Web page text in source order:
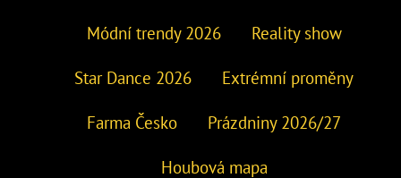
Módní trendy 2026 Reality show
Star Dance 2026 Extrémní proměny
Farma Česko Prázdniny 2026/27
Houbová mapa